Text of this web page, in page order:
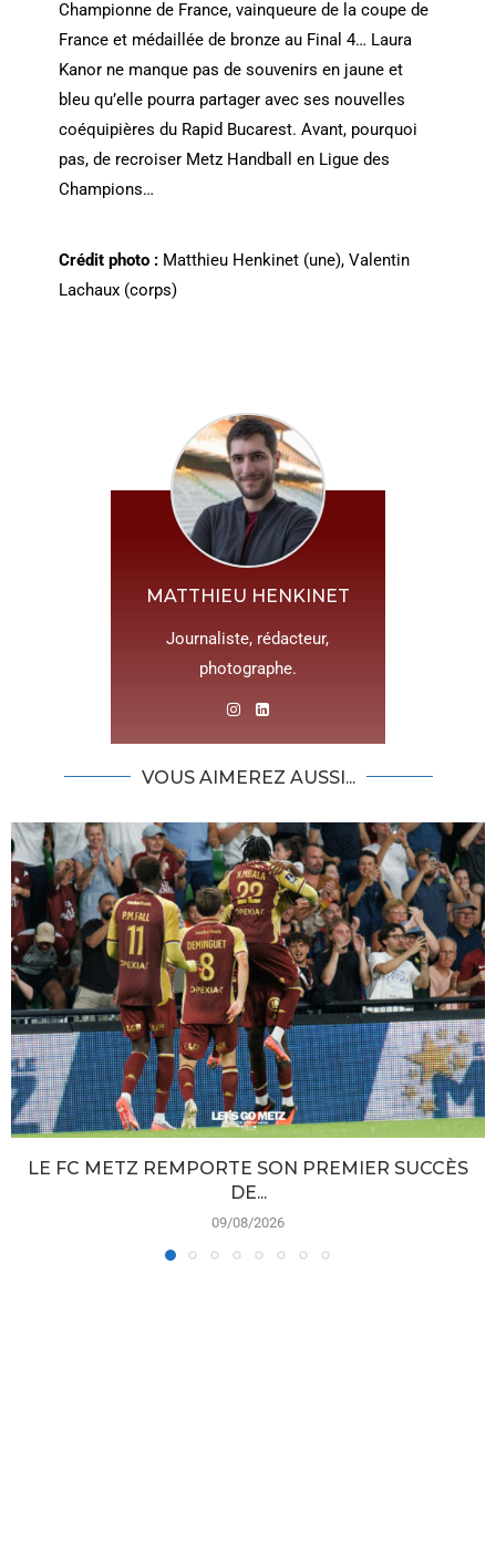
Championne de France, vainqueure de la coupe de
France et médaillée de bronze au Final 4… Laura
Kanor ne manque pas de souvenirs en jaune et
bleu qu’elle pourra partager avec ses nouvelles
coéquipières du Rapid Bucarest. Avant, pourquoi
pas, de recroiser Metz Handball en Ligue des
Champions…
Crédit photo :Matthieu Henkinet (une), Valentin
Lachaux (corps)
MATTHIEU HENKINET
Journaliste, rédacteur,
photographe.
VOUS AIMEREZ AUSSI...
LE FC METZ REMPORTE SON PREMIER SUCCÈS
DE...
09/08/2026